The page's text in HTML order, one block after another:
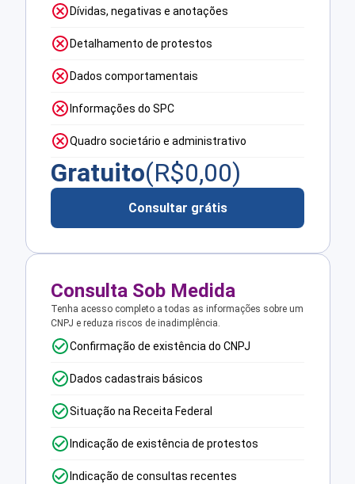
Dívidas, negativas e anotações
Detalhamento de protestos
Dados comportamentais
Informações do SPC
Quadro societário e administrativo
Gratuito(R$0,00)
Consultar grátis
Consulta Sob Medida
Tenha acesso completo a todas as informações sobre um
CNPJ e reduza riscos de inadimplência.
Confirmação de existência do CNPJ
Dados cadastrais básicos
Situação na Receita Federal
Indicação de existência de protestos
Indicação de consultas recentes